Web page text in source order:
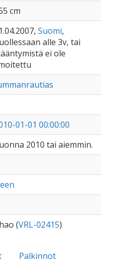
cm
Suomi,
alle 3v, tai
ei ole
01-01 00:00:00
2010 tai aiemmin.
(VRL-02415)
Palkinnot